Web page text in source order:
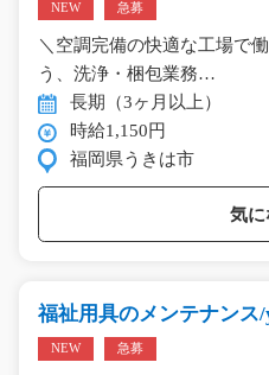
NEW 急募
＼空調完備の快適な工場で
う、洗浄・梱包業務…
長期（3ヶ月以上）
時給1,150円
福岡県うきは市
気に
福祉用具のメンテナンス/
NEW 急募